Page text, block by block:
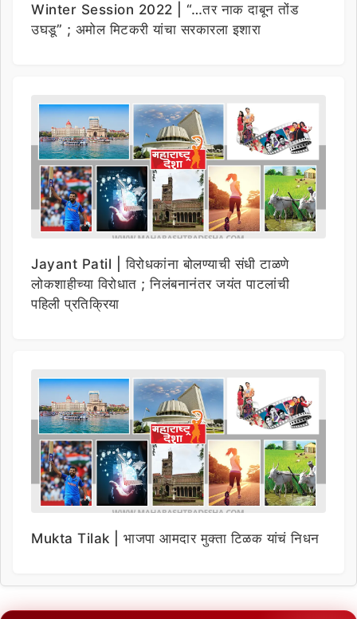
Winter Session 2022 | “…तर नाक दाबून तोंड
उघडू” ; अमोल मिटकरी यांचा सरकारला इशारा
Jayant Patil | विरोधकांना बोलण्याची संधी टाळणे
लोकशाहीच्या विरोधात ; निलंबनानंतर जयंत पाटलांची
पहिली प्रतिक्रिया
Mukta Tilak | भाजपा आमदार मुक्ता टिळक यांचं निधन